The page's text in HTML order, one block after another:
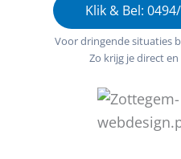
Klik & Bel:
Voor dringende situaties
Zo krijg je direct